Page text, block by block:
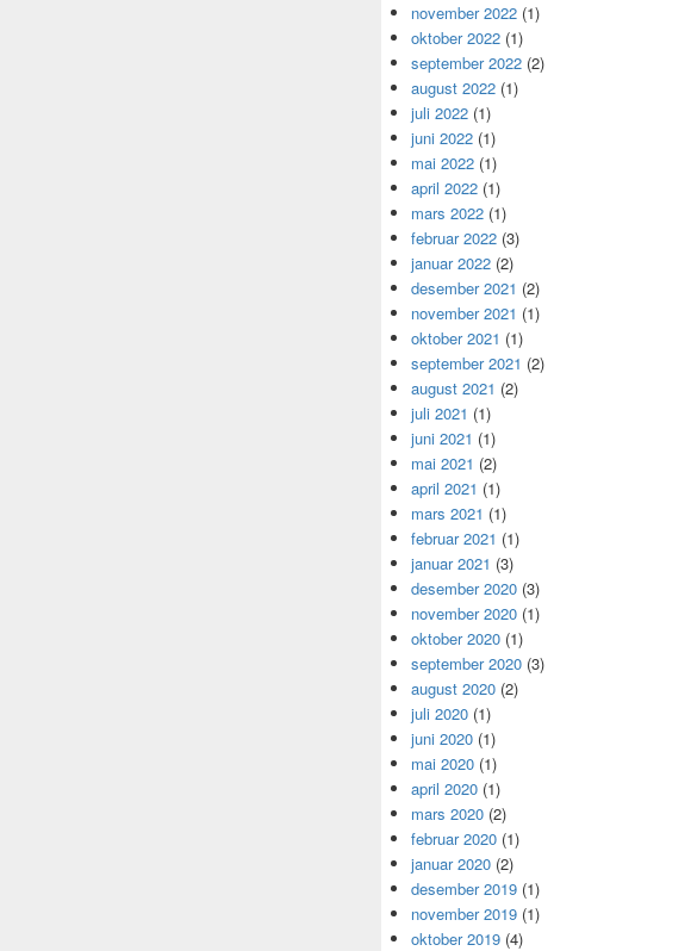
november 2022 (1)
oktober 2022 (1)
september 2022 (2)
august 2022 (1)
juli 2022 (1)
juni 2022 (1)
mai 2022 (1)
april 2022 (1)
mars 2022 (1)
februar 2022 (3)
januar 2022 (2)
desember 2021 (2)
november 2021 (1)
oktober 2021 (1)
september 2021 (2)
august 2021 (2)
juli 2021 (1)
juni 2021 (1)
mai 2021 (2)
april 2021 (1)
mars 2021 (1)
februar 2021 (1)
januar 2021 (3)
desember 2020 (3)
november 2020 (1)
oktober 2020 (1)
september 2020 (3)
august 2020 (2)
juli 2020 (1)
juni 2020 (1)
mai 2020 (1)
april 2020 (1)
mars 2020 (2)
februar 2020 (1)
januar 2020 (2)
desember 2019 (1)
november 2019 (1)
oktober 2019 (4)